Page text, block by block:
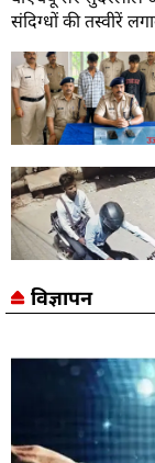
संदिग्धों की तस्वीरें
विज्ञापन